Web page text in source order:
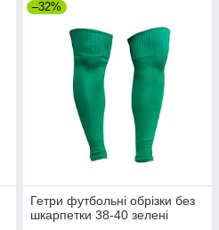
–32%
Гетри футбольні обрізки без
шкарпетки 38-40 зелені